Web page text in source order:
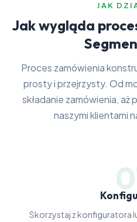
JAK
Jak wygląda
Proces zamówienia
prosty i przejrzysty. Od
składanie zamówienia, aż
naszymi klientami
Skorzystaj z konfiguratora